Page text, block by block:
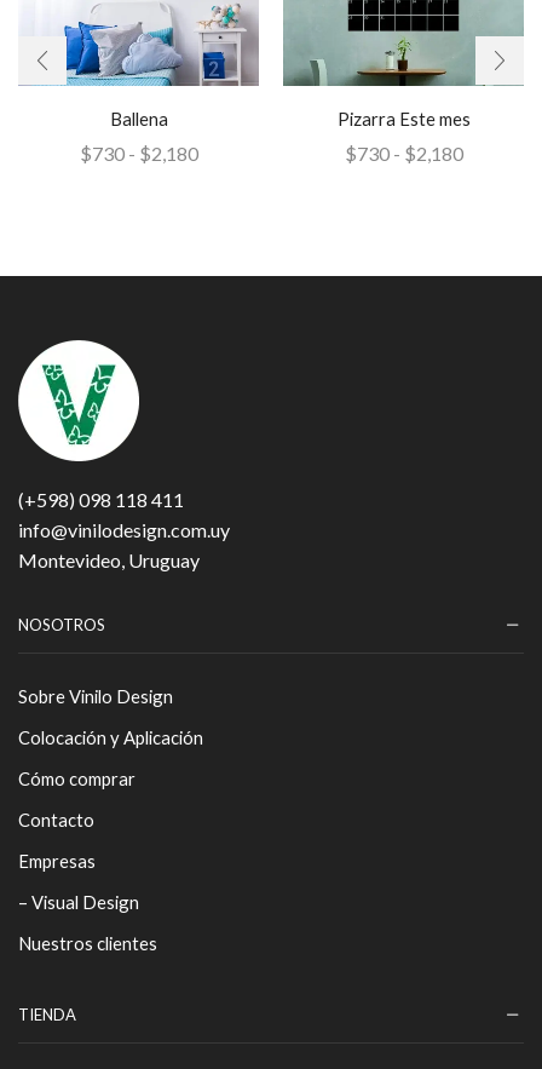
Ballena
$730 - $2,180
Pizarra Este mes
$730 - $2,180
(+598) 098 118 411
info@vinilodesign.com.uy
Montevideo, Uruguay
NOSOTROS
Sobre Vinilo Design
Colocación y Aplicación
Cómo comprar
Contacto
Empresas
– Visual Design
Nuestros clientes
TIENDA